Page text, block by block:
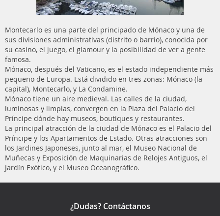
Montecarlo es una parte del principado de Mónaco y una de
sus divisiones administrativas (distrito o barrio), conocida por
su casino, el juego, el glamour y la posibilidad de ver a gente
famosa.
Mónaco, después del Vaticano, es el estado independiente más
pequeño de Europa. Está dividido en tres zonas: Mónaco (la
capital), Montecarlo, y La Condamine.
Mónaco tiene un aire medieval. Las calles de la ciudad,
luminosas y limpias, convergen en la Plaza del Palacio del
Príncipe dónde hay museos, boutiques y restaurantes.
La principal atracción de la ciudad de Mónaco es el Palacio del
Príncipe y los Apartamentos de Estado. Otras atracciones son
los Jardines Japoneses, junto al mar, el Museo Nacional de
Muñecas y Exposición de Maquinarias de Relojes Antiguos, el
Jardín Exótico, y el Museo Oceanográfico.
¿Dudas? Contáctanos